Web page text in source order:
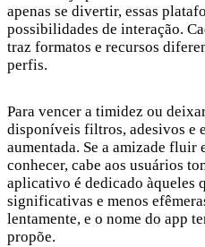
apenas se divertir, essas
possibilidades de interação.
traz formatos e recursos
perfis.
Para vencer a timidez ou
disponíveis filtros, adesivos e
aumentada. Se a amizade fluir
conhecer, cabe aos usuários
aplicativo é dedicado àqueles
significativas e menos
lentamente, e o nome do app
propõe.